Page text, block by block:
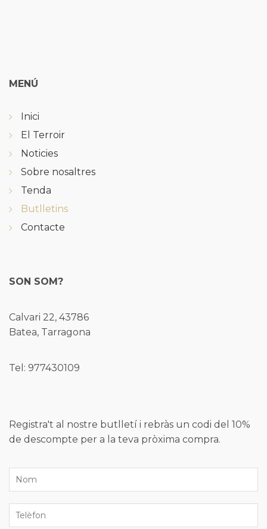
MENÚ
Inici
El Terroir
Noticies
Sobre nosaltres
Tenda
Butlletins
Contacte
SON SOM?
Calvari 22, 43786
Batea, Tarragona
Tel: 977430109
Registra't al nostre butlletí i rebràs un codi del 10%
de descompte per a la teva pròxima compra.